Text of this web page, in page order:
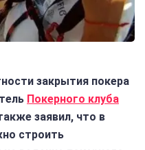
закрытия покера
Покерного клуба
заявил, что в
строить